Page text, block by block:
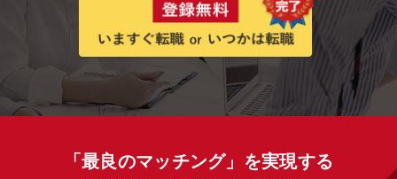
「最良のマッチング」を実現する